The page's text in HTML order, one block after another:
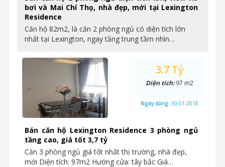
bơi và Mai Chí Thọ, nhà đẹp, mới tại Lexington
Residence
Căn hộ 82m2, là căn 2 phòng ngủ có diện tích lớn
nhất tại Lexington, ngay tầng trung tầm nhìn…
Bán căn hộ Lexington Residence 3 phòng ngủ
tầng cao, giá tốt 3,7 tỷ
Căn 3 phòng ngủ giá tốt nhất thị trường, nhà đẹp,
mới Diện tích: 97m2 Hướng cửa: tây bắc Giá…
3.7 Tỷ
Diện tích:97 m2
Ngày đăng: 30-01-2018